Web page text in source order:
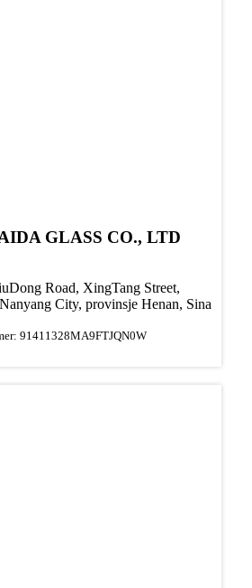
GLASS CO., LTD
Road, XingTang Street,
City, provinsje Henan, Sina
91411328MA9FTJQN0W